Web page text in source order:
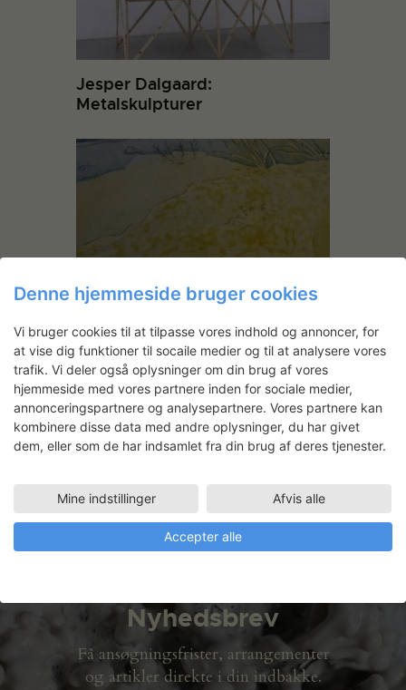
Jesper Dalgaard:
Metalskulpturer
Et hul i hegnet
Lars Pedersen
Faciliteter
Nyhedsbrev
Få ansøgningsfrister, arrangementer
og artikler direkte i din indbakke.
Denne hjemmeside bruger cookies
Vi bruger cookies til at tilpasse vores indhold og annoncer, for
at vise dig funktioner til socaile medier og til at analysere vores
trafik. Vi deler også oplysninger om din brug af vores
hjemmeside med vores partnere inden for sociale medier,
annonceringspartnere og analysepartnere. Vores partnere kan
kombinere disse data med andre oplysninger, du har givet
dem, eller som de har indsamlet fra din brug af deres tjenester.
Mine indstillinger Afvis alle
Accepter alle